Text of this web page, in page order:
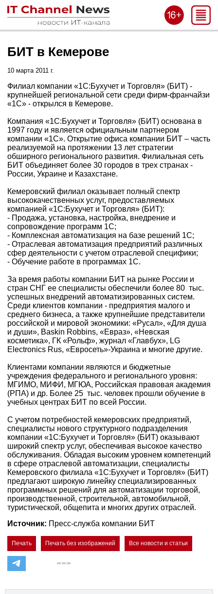
БИТ в Кемерове
10 марта 2011 г.
Филиал компании «1С:Бухучет и Торговля» (БИТ) -
крупнейшей региональной сети среди фирм-франчайзи
«1С» - открылся в Кемерове.
Компания «1С:Бухучет и Торговля» (БИТ) основана в
1997 году и является официальным партнером
компании «1С». Открытие офиса компании БИТ – часть
реализуемой на протяжении 13 лет стратегии
обширного регионального развития. Филиальная сеть
БИТ объединяет более 30 городов в трех странах -
России, Украине и Казахстане.
Кемеровский филиал оказывает полный спектр
высококачественных услуг, предоставляемых
компанией «1С:Бухучет и Торговля» (БИТ):
- Продажа, установка, настройка, внедрение и
сопровождение программ 1С;
- Комплексная автоматизация на базе решений 1С;
- Отраслевая автоматизация предприятий различных
сфер деятельности с учетом отраслевой специфики;
- Обучение работе в программах 1С.
За время работы компании БИТ на рынке России и
стран СНГ ее специалисты обеспечили более 80 тыс.
успешных внедрений автоматизированных систем.
Среди клиентов компании - предприятия малого и
среднего бизнеса, а также крупнейшие представители
российской и мировой экономики: «Русал», «Для душа
и души», Baskin Robbins, «Евраз», «Невская
косметика», ГК «Рольф», журнал «Главбух», LG
Electronics Rus, «Евросеть»-Украина и многие другие.
Клиентами компании являются и бюджетные
учреждения федерального и регионального уровня:
МГИМО, МИФИ, МГЮА, Российская правовая академия
(РПА) и др. Более 25 тыс. человек прошли обучение в
учебных центрах БИТ по всей России.
С учетом потребностей кемеровских предприятий,
специалисты нового структурного подразделения
компании «1С:Бухучет и Торговля» (БИТ) оказывают
широкий спектр услуг, обеспечивая высокое качество
обслуживания. Обладая высоким уровнем компетенций
в сфере отраслевой автоматизации, специалисты
Кемеровского филиала «1С:Бухучет и Торговля» (БИТ)
предлагают широкую линейку специализированных
программных решений для автоматизации торговой,
производственной, строительной, автомобильной,
туристической, общепита и многих других отраслей.
Источник: Пресс-служба компании БИТ
Печать Печать без изображений Все новости и статьи